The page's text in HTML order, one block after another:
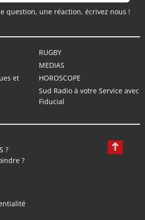
question, une réaction, écrivez nous !
RUGBY
MEDIAS
et
HOROSCOPE
Sud Radio à votre Service avec
Fiducial
?
?